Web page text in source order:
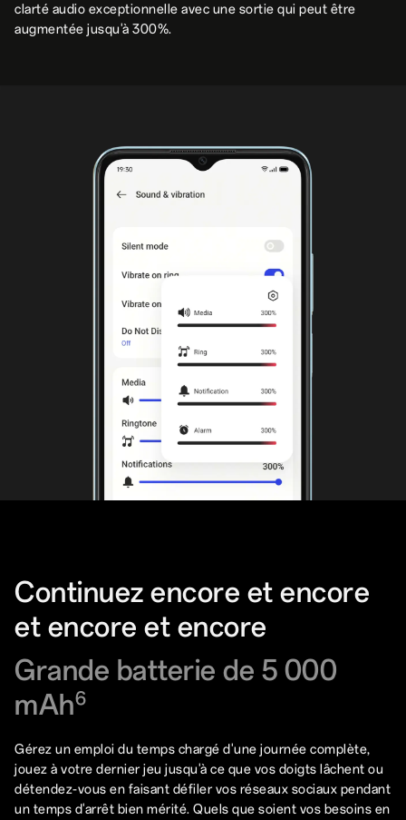
clarté audio exceptionnelle avec une sortie qui peut être
augmentée jusqu'à 300%.
Continuez encore et encore
et encore et encore
Grande batterie de 5 000
mAh6
Gérez un emploi du temps chargé d'une journée complète,
jouez à votre dernier jeu jusqu'à ce que vos doigts lâchent ou
détendez-vous en faisant défiler vos réseaux sociaux pendant
un temps d'arrêt bien mérité. Quels que soient vos besoins en